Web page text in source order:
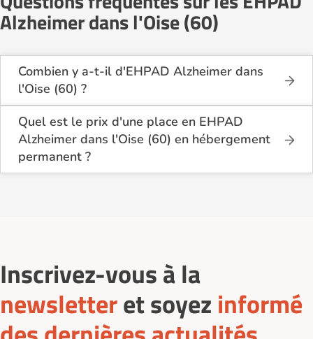
Alzheimer dans l'Oise (60)
Combien y a-t-il d'EHPAD Alzheimer dans
l'Oise (60) ?
Sur le site Logement-seniors.com, on recense
actuellement 4 EHPAD Alzheimer dans l'Oise (60).
Quel est le prix d'une place en EHPAD
Alzheimer dans l'Oise (60) en hébergement
permanent ?
En hébergement permanent, le tarif minimum en
Inscrivez-vous à la
newsletteret soyez informé